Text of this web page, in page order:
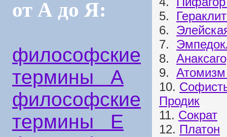
от А до Я:
философские
термины А
философские
термины Е
5.
6.
7.
8.
9.
10.
Продик
11. Сократ
12. Платон